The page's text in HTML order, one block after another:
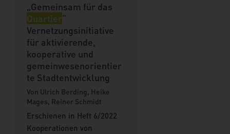
„Gemeinsam für das
Quartier“
Vernetzungsinitiative
für aktivierende,
kooperative und
gemeinwesenorientier
te Stadtentwicklung
Von Ulrich Berding, Heike
Mages, Reiner Schmidt
Erschienen in Heft 6/2022
Kooperationen von